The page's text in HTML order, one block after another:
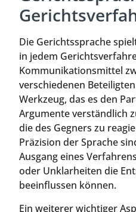
Die Gerichtssprache
in jedem
Kommunikationsmittel
verschiedenen
Werkzeug, das es den
Argumente verständlich
die des Gegners zu
Präzision der Sprache
Ausgang eines
oder Unklarheiten die
beeinflussen können.
Ein weiterer wichtiger